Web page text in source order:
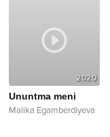
2020
Ununtma meni
Malika Egamberdiyeva